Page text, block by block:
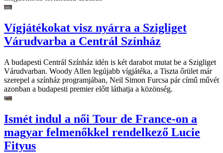
Vígjátékokat visz nyárra a Szigliget
Várudvarba a Centrál Színház
A budapesti Centrál Színház idén is két darabot mutat be a Szigliget
Várudvarban. Woody Allen legújabb vígjátéka, a Tiszta őrület már
szerepel a színház programjában, Neil Simon Furcsa pár című művét
azonban a budapesti premier előtt láthatja a közönség.
Ismét indul a női Tour de France-on a
magyar felmenőkkel rendelkező Lucie
Fityus